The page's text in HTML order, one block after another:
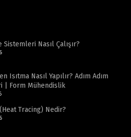
Nasıl Çalışır?
Isıtma Nasıl Yapılır? Adım Adım
| Form Mühendislik
Tracing) Nedir?